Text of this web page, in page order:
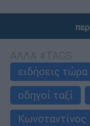
ειδήσεις τώρα
οδηγοί ταξί
Κωνσταντίνος